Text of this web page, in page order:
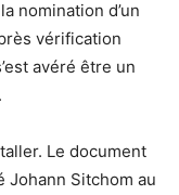
nomination d’un
vérification
avéré être un
Le document
Johann Sitchom au